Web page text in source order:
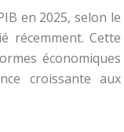
en 2025, selon le
récemment. Cette
économiques
croissante aux